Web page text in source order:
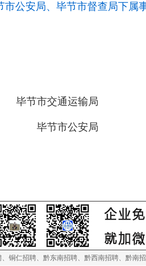
公安局、毕节市督查局下属
毕节市交通运输局
毕节市公安局
、 铜仁招聘、 黔东南招聘、 黔西南招聘、 黔南